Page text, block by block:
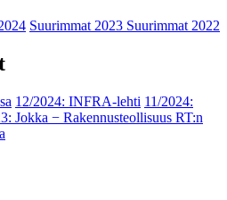
Suurimmat 2023 Suurimmat 2022
12/2024: INFRA-lehti 11/2024:
Jokka − Rakennusteollisuus RT:n